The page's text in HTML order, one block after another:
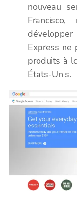
nouveau
Express ne
produits à
États-Unis.